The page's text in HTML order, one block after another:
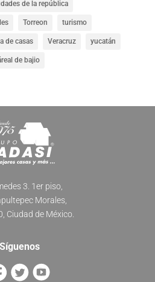
de la república
Torreon turismo
de casas Veracruz yucatán
de bajio
3. 1er piso,
Morales,
Ciudad de México.
Síguenos